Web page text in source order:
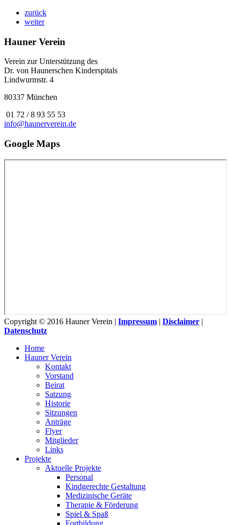
zurück
weiter
Hauner Verein
Verein zur Unterstützung des
Dr. von Haunerschen Kinderspitals
Lindwurmstr. 4
80337 München
01 72 / 8 93 55 53
info@haunerverein.de
Google Maps
Copyright © 2016 Hauner Verein | Impressum | Disclaimer |
Datenschutz
Home
Hauner Verein
Kontakt
Vorstand
Beirat
Satzung
Historie
Sitzungen
Anträge
Flyer
Mitglieder
Links
Projekte
Aktuelle Projekte
Personal
Kindgerechte Gestaltung
Medizinische Geräte
Therapie & Förderung
Spiel & Spaß
Fortbildung